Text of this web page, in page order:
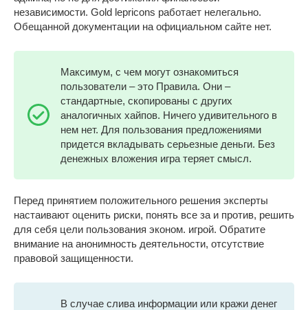
независимости. Gold lepricons работает нелегально.
Обещанной документации на официальном сайте нет.
Максимум, с чем могут ознакомиться
пользователи – это Правила. Они –
стандартные, скопированы с других
аналогичных хайпов. Ничего удивительного в
нем нет. Для пользования предложениями
придется вкладывать серьезные деньги. Без
денежных вложения игра теряет смысл.
Перед принятием положительного решения эксперты
настаивают оценить риски, понять все за и против, решить
для себя цели пользования эконом. игрой. Обратите
внимание на анонимность деятельности, отсутствие
правовой защищенности.
В случае слива информации или кражи денег